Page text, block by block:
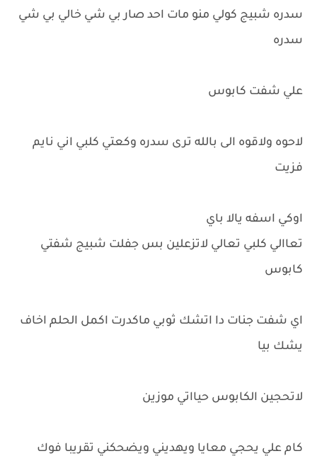
سدره شبيج كولي منو مات احد صار بي شي خالي بي شي
سدره
علي شفت كابوس
لاحوه ولاقوه الى بالله ترى سدره وكعتي كلبي اني نايم
فزيت
اوكي اسفه يالا باي
تعاالي كلبي تعالي لاتزعلين بس جفلت شبيج شفتي
كابوس
اي شفت جنات دا اتشك ثوبي ماكدرت اكمل الحلم اخاف
يشك بيا
لاتحجين الكابوس حيااتي موزين
كام علي يحجي معايا ويهديني ويضحكني تقريبا فوك